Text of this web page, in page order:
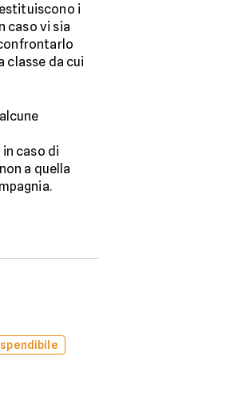
i
caso vi sia
classe da cui
caso di
a quella